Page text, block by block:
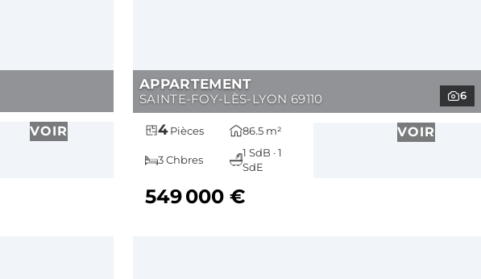
VOIR
6
APPARTEMENT
SAINTE-FOY-LÈS-LYON 69110
4Pièces 86.5 m²
3 Chbres
1 SdB · 1
SdE
549 000 €
VOIR